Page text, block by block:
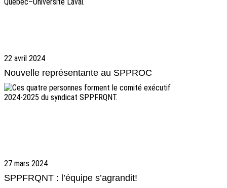
22 avril 2024
Nouvelle représentante au SPPROC
27 mars 2024
SPPFRQNT : l’équipe s’agrandit!